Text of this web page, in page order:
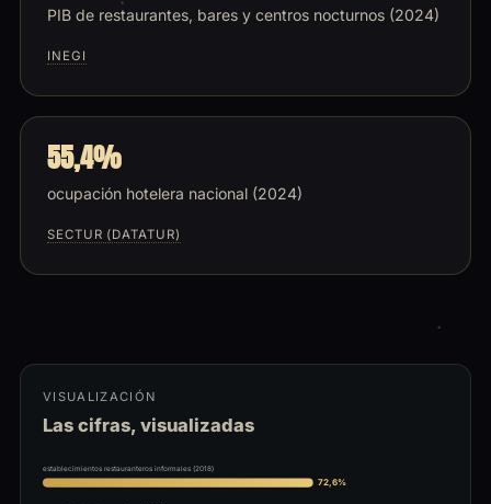
PIB de restaurantes, bares y centros nocturnos (2024)
INEGI
55,4%
ocupación hotelera nacional (2024)
SECTUR (DATATUR)
VISUALIZACIÓN
Las cifras, visualizadas
establecimientos restauranteros informales (2018)
72,6%